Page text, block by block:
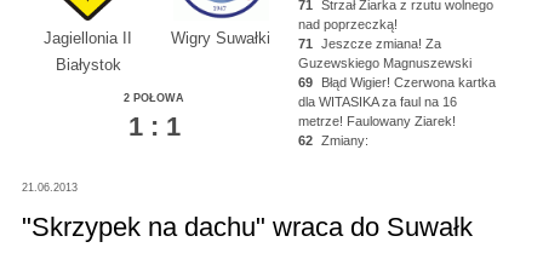
Jagiellonia II
Białystok
Wigry Suwałki
2 POŁOWA
1 : 1
71
Strzał Ziarka z rzutu wolnego
nad poprzeczką!
71
Jeszcze zmiana! Za
Guzewskiego Magnuszewski
69
Błąd Wigier! Czerwona kartka
dla WITASIKA za faul na 16
metrze! Faulowany Ziarek!
62
Zmiany:
21.06.2013
"Skrzypek na dachu" wraca do Suwałk